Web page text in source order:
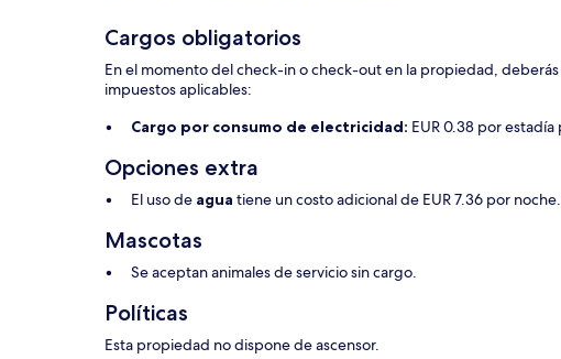
Cargos obligatorios
En el momento del check-in o check-out en la propiedad,
impuestos aplicables:
Cargo por consumo de electricidad: EUR 0.38 por estadía
Opciones extra
El uso de agua tiene un costo adicional de EUR 7.36 por noche.
Mascotas
Se aceptan animales de servicio sin cargo.
Políticas
Esta propiedad no dispone de ascensor.